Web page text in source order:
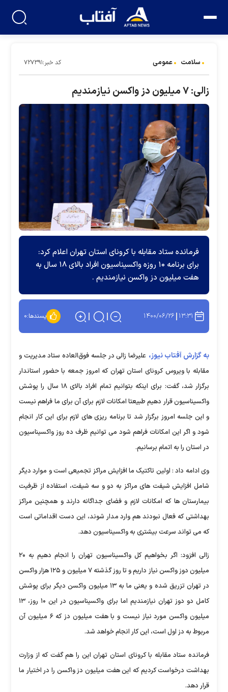
سلامت عمومی کد خبر:۷۲۷۳۹۱
زالی: ۷ میلیون دز واکسن نیازمندیم
فرمانده ستاد مقابله با کرونای استان تهران اعلام کرد:
برای برنامه ۱۰ روزه واکسیناسیون افراد بالای ۱۸ سال به
هفت میلیون دز واکسن نیازمندیم .
۱۳:۳۱ ۱۴۰۰/۰۶/۲۶ پسندها:۰
به گزارش آفتاب نیوز، علیرضا زالی در جلسه فوق‌العاده ستاد مدیریت و
مقابله با ویروس کرونای استان تهران که امروز جمعه با حضور استاندار
برگزار شد، گفت: برای اینکه بتوانیم تمام افراد بالای ۱۸ سال را پوشش
واکسیناسیون قرار دهیم طبیعتا امکانات لازم برای آن برای ما فراهم نیست
و این جلسه امروز برگزار شد تا برنامه ریزی های لازم برای این کار انجام
شود و اگر این امکانات فراهم شود می توانیم ظرف ده روز واکسیناسیون
در استان را به اتمام برسانیم.
وی ادامه داد : اولین تاکتیک ما افزایش مراکز تجمیعی است و موارد دیگر
شامل افزایش شیفت های مراکز به دو و سه شیفت، استفاده از ظرفیت
بیمارستان ها که امکانات لازم و فضای جداگانه دارند و همچنین مراکز
بهداشتی که فعال نبودند هم وارد مدار شوند، این دست اقداماتی است
که می تواند سرعت بیشتری به واکسیناسیون دهد.
زالی افزود: اگر بخواهیم کل واکسیناسیون تهران را انجام دهیم به ۲۰
میلیون دوز واکسن نیاز داریم و تا روز گذشته ۷ میلیون و ۱۲۵ هزار واکسن
در تهران تزریق شده و یعنی ما به ۱۳ میلیون واکسن دیگر برای پوشش
کامل دو دوز تهران نیازمندیم اما برای واکسیناسیون در این ۱۰ روز، ۱۳
میلیون واکسن مورد نیاز نیست و با هفت میلیون دز که ۶ میلیون آن
مربوط به دز اول است، این کار انجام خواهد شد.
فرمانده ستاد مقابله با کرونای استان تهران این را هم گفت که از وزارت
بهداشت درخواست کردیم که این هفت میلیون دز واکسن را در اختیار ما
قرار دهد.